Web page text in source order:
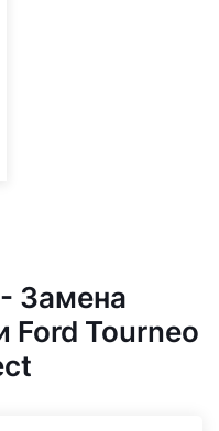
Замена
Ford Tourneo